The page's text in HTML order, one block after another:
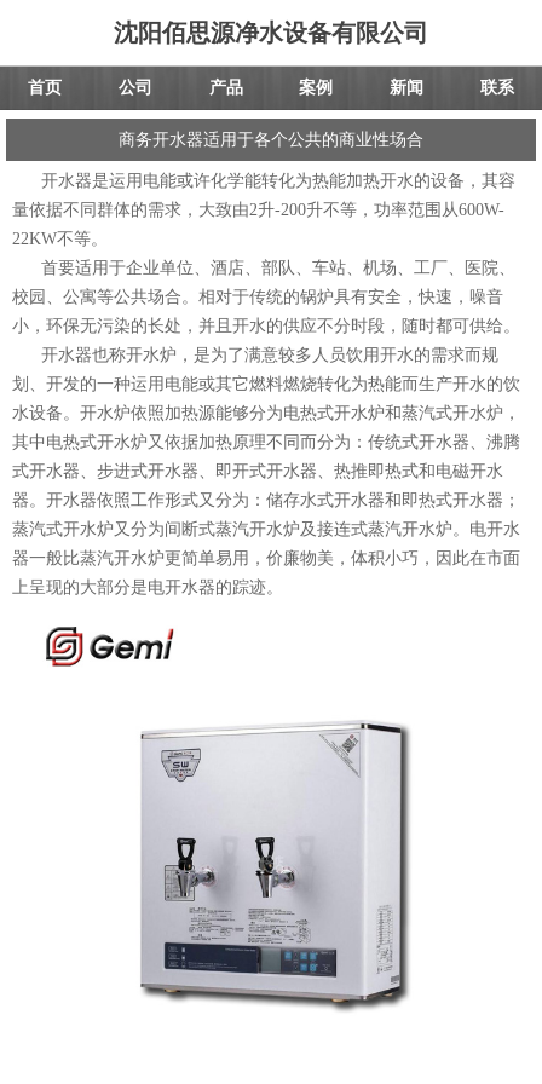
沈阳佰思源净水设备有限公司
首页 公司 产品 案例 新闻 联系
商务开水器适用于各个公共的商业性场合
开水器是运用电能或许化学能转化为热能加热开水的设备，其容
量依据不同群体的需求，大致由2升-200升不等，功率范围从600W-
22KW不等。
首要适用于企业单位、酒店、部队、车站、机场、工厂、医院、
校园、公寓等公共场合。相对于传统的锅炉具有安全，快速，噪音
小，环保无污染的长处，并且开水的供应不分时段，随时都可供给。
开水器也称开水炉，是为了满意较多人员饮用开水的需求而规
划、开发的一种运用电能或其它燃料燃烧转化为热能而生产开水的饮
水设备。开水炉依照加热源能够分为电热式开水炉和蒸汽式开水炉，
其中电热式开水炉又依据加热原理不同而分为：传统式开水器、沸腾
式开水器、步进式开水器、即开式开水器、热推即热式和电磁开水
器。开水器依照工作形式又分为：储存水式开水器和即热式开水器；
蒸汽式开水炉又分为间断式蒸汽开水炉及接连式蒸汽开水炉。电开水
器一般比蒸汽开水炉更简单易用，价廉物美，体积小巧，因此在市面
上呈现的大部分是电开水器的踪迹。